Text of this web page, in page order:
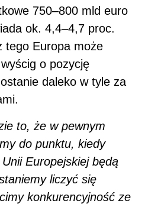
750–800 mld euro
ok. 4,4–4,7 proc.
tego Europa może
o pozycję
daleko w tyle za
to, że w pewnym
do punktu, kiedy
Europejskiej będą
liczyć się
konkurencyjność ze